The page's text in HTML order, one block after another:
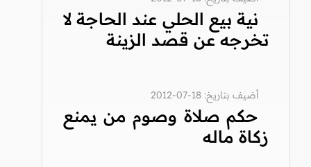
نية بيع الحلي عند الحاجة لا
تخرجه عن قصد الزينة
أضيف بتاريخ: 18-07-2012
حكم صلاة وصوم من يمنع
زكاة ماله